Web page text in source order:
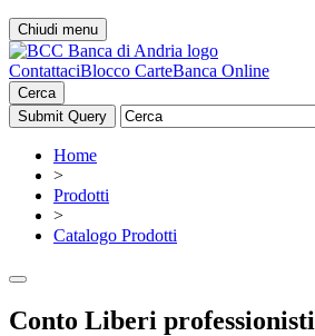
Chiudi menu
ContattaciBlocco CarteBanca Online
Cerca
Home
>
Prodotti
>
Catalogo Prodotti
Conto Liberi professionisti